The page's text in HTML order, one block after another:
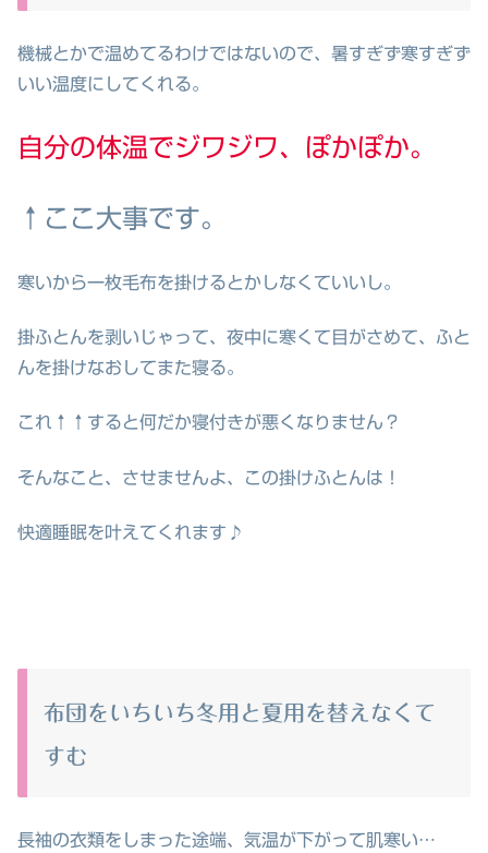
機械とかで温めてるわけではないので、暑すぎず寒すぎず
いい温度にしてくれる。
自分の体温でジワジワ、ぽかぽか。
↑ここ大事です。
寒いから一枚毛布を掛けるとかしなくていいし。
掛ふとんを剥いじゃって、夜中に寒くて目がさめて、ふと
んを掛けなおしてまた寝る。
これ↑↑すると何だか寝付きが悪くなりません？
そんなこと、させませんよ、この掛けふとんは！
快適睡眠を叶えてくれます♪
布団をいちいち冬用と夏用を替えなくて
すむ
長袖の衣類をしまった途端、気温が下がって肌寒い…